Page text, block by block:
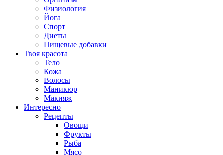
Физиология
Йога
Спорт
Диеты
Пищевые добавки
Твоя красота
Тело
Кожа
Волосы
Маникюр
Макияж
Интересно
Рецепты
Овощи
Фрукты
Рыба
Мясо